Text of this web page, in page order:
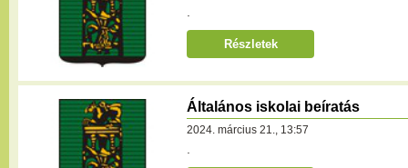
Részletek
Általános iskolai beíratás
2024. március 21., 13:57